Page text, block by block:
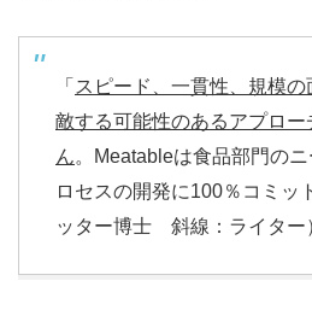
「 スピード、一貫性、規模
敵する可能性のあるアプロ
ん。Meatableは食品部門の
ロセスの開発に100％コミッ
ッター博士 斜線：ライター